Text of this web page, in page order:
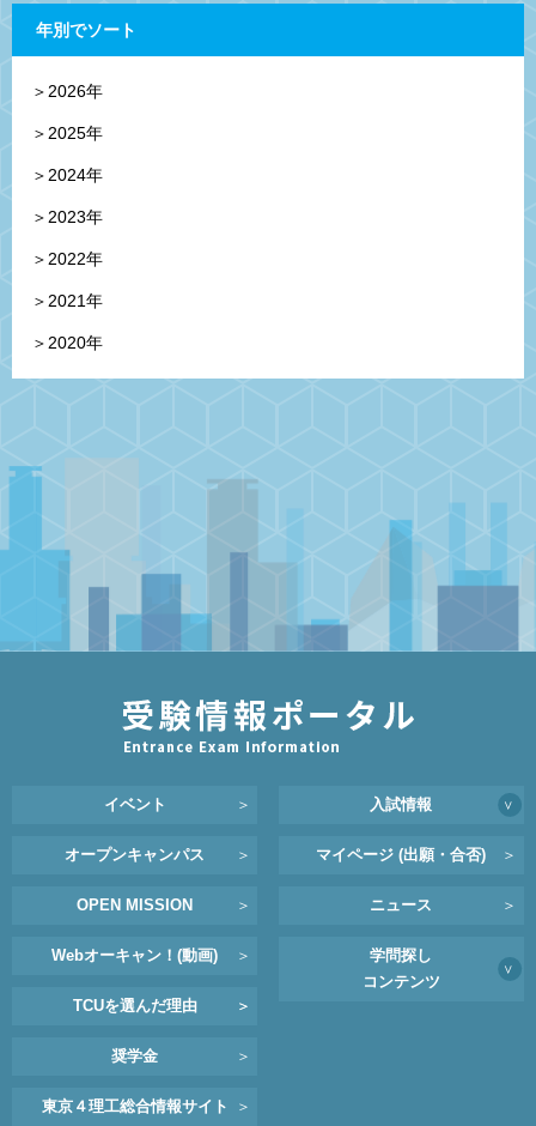
年別でソート
＞2026年
＞2025年
＞2024年
＞2023年
＞2022年
＞2021年
＞2020年
イベント ＞
オープンキャンパス ＞
OPEN MISSION ＞
Webオーキャン！(動画) ＞
TCUを選んだ理由 ＞
＞
奨学金 ＞
東京４理工総合情報サイト ＞
入試情報 ＞
マイページ (出願・合否) ＞
ニュース ＞
学問探し
コンテンツ
＞